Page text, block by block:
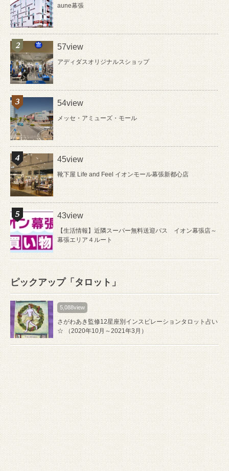
aune幕張
57view
アディダスオリジナルスショップ
54view
メッセ・アミューズ・モール
45view
靴下屋 Life and Feel イオンモール幕張新都心店
43view
【生活情報】近隣スーパー無料送迎バス イオン幕張店～
幕張エリア４ルート
ピックアップ「タロット」
5,088view
さがわあき監修12星座別インスピレーションタロット占い
☆ （2020年10月～2021年3月）